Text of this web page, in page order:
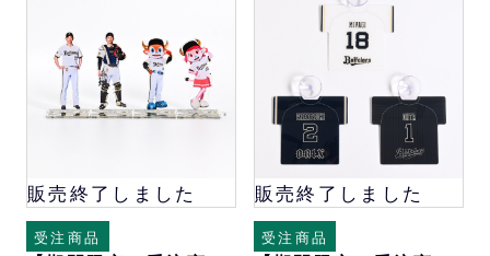
販売終了しました
受注商品
販売終了しました
受注商品